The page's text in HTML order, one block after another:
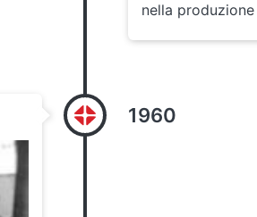
nella
1960